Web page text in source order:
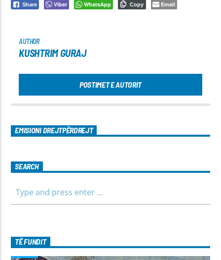
Share Viber WhatsApp Copy Email
AUTHOR
KUSHTRIM GURAJ
POSTIMET E AUTORIT
EMISIONI DREJTPËRDREJT
SEARCH
TË FUNDIT